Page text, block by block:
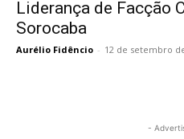
Liderança de Facção
Sorocaba
Aurélio Fidêncio - 12 de setembro
-